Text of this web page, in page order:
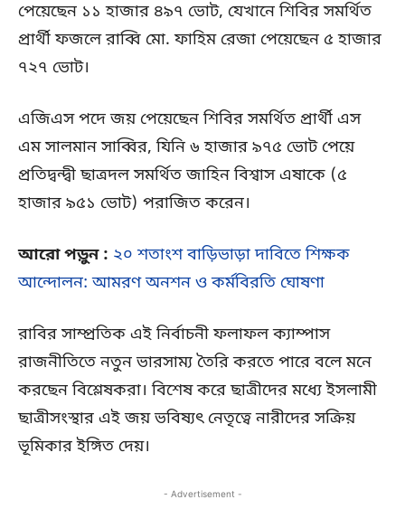
পেয়েছেন ১১ হাজার ৪৯৭ ভোট, যেখানে শিবির সমর্থিত
প্রার্থী ফজলে রাব্বি মো. ফাহিম রেজা পেয়েছেন ৫ হাজার
৭২৭ ভোট।
এজিএস পদে জয় পেয়েছেন শিবির সমর্থিত প্রার্থী এস
এম সালমান সাব্বির, যিনি ৬ হাজার ৯৭৫ ভোট পেয়ে
প্রতিদ্বন্দ্বী ছাত্রদল সমর্থিত জাহিন বিশ্বাস এষাকে (৫
হাজার ৯৫১ ভোট) পরাজিত করেন।
আরো পড়ুন : ২০ শতাংশ বাড়িভাড়া দাবিতে শিক্ষক
আন্দোলন: আমরণ অনশন ও কর্মবিরতি ঘোষণা
রাবির সাম্প্রতিক এই নির্বাচনী ফলাফল ক্যাম্পাস
রাজনীতিতে নতুন ভারসাম্য তৈরি করতে পারে বলে মনে
করছেন বিশ্লেষকরা। বিশেষ করে ছাত্রীদের মধ্যে ইসলামী
ছাত্রীসংস্থার এই জয় ভবিষ্যৎ নেতৃত্বে নারীদের সক্রিয়
ভূমিকার ইঙ্গিত দেয়।
- Advertisement -